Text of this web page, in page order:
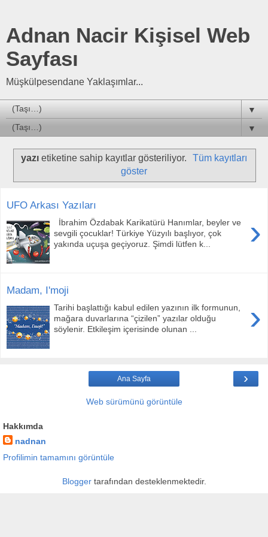
Adnan Nacir Kişisel Web
Sayfası
Müşkülpesendane Yaklaşımlar...
▼
▼
yazıetiketine sahip kayıtlar gösteriliyor.
Tüm kayıtları
göster
UFO Arkası Yazıları
›
İbrahim Özdabak Karikatürü Hanımlar, beyler ve
sevgili çocuklar! Türkiye Yüzyılı başlıyor, çok
yakında uçuşa geçiyoruz. Şimdi lütfen k...
Madam, I'moji
›
Tarihi başlattığı kabul edilen yazının ilk formunun,
mağara duvarlarına “çizilen” yazılar olduğu
söylenir. Etkileşim içerisinde olunan ...
›
Ana Sayfa
Web sürümünü görüntüle
Hakkımda
nadnan
Profilimin tamamını görüntüle
Bloggertarafından desteklenmektedir.